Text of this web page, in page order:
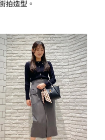
Mobile Co., Ltd." untuk
atau perkhidmatan melalui
kedai akan menyerahkan hak
syarikat ini untuk membayar bil
pembayaran menggunakan
memberikan maklumat peribadi
kepada Taiwan Mobile untuk
untuk pengesahan,
untuk bil ansuran oleh
secara lengkap melalui